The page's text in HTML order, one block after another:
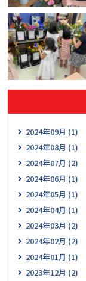
2024年09月 (1)
2024年08月 (1)
2024年07月 (2)
2024年06月 (1)
2024年05月 (1)
2024年04月 (1)
2024年03月 (2)
2024年02月 (2)
2024年01月 (1)
2023年12月 (2)